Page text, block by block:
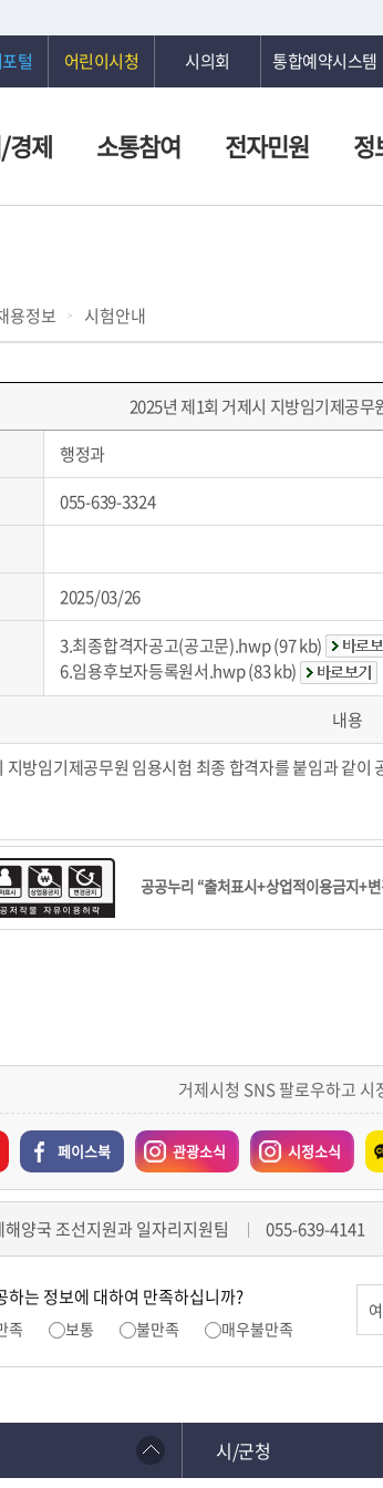
털 어린이시청 시의회 통합예약시스템
경제 소통참여 전자민원 정
용정보 시험안내
2025년 제1회 거제시 지방임기제공무
행정과
055-639-3324
2025/03/26
3.최종합격자공고(공고문).hwp (97 kb)
6.임용후보자등록원서.hwp (83 kb)
내용
지방임기제공무원 임용시험 최종 합격자를 붙임과 같이
공공누리 “출처표시+상업적이용금지+
거제시청 SNS 팔로우하고 시
페이스북 관광소식 시정소식
해양국 조선지원과 일자리지원팀 055-639-4141
하는 정보에 대하여 만족하십니까?
족 보통 불만족 매우불만족
시/군청